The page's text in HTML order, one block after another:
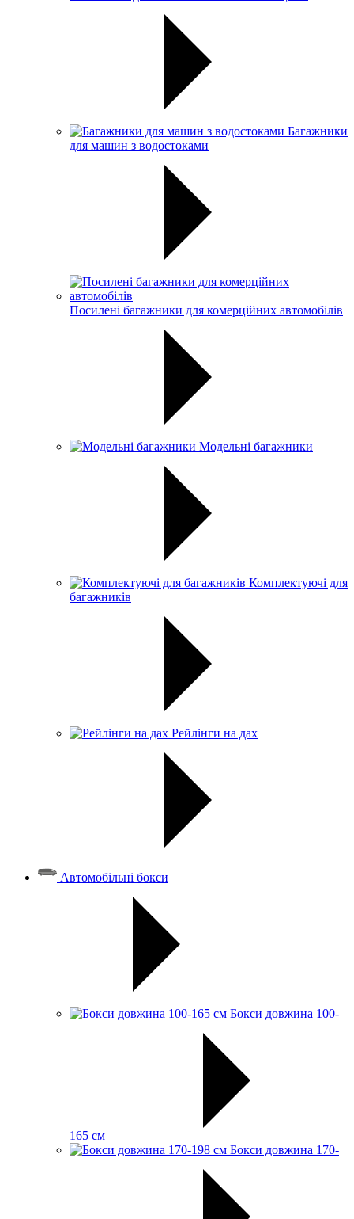
Багажники
для машин з водостоками
Посилені багажники для комерційних автомобілів
Модельні багажники
Комплектуючі для
багажників
Рейлінги на дах
Автомобільні бокси
Бокси довжина 100-
165 см
Бокси довжина 170-